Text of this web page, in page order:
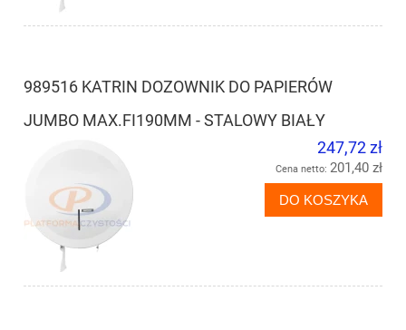
989516 KATRIN DOZOWNIK DO PAPIERÓW
JUMBO MAX.FI190MM - STALOWY BIAŁY
247,72 zł
Cena netto: 201,40 zł
DO KOSZYKA